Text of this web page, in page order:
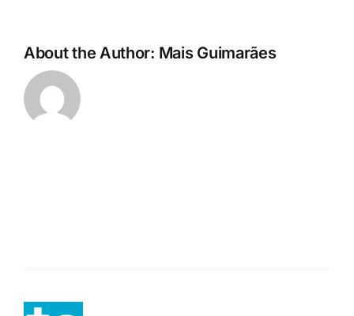
About the Author: Mais Guimarães